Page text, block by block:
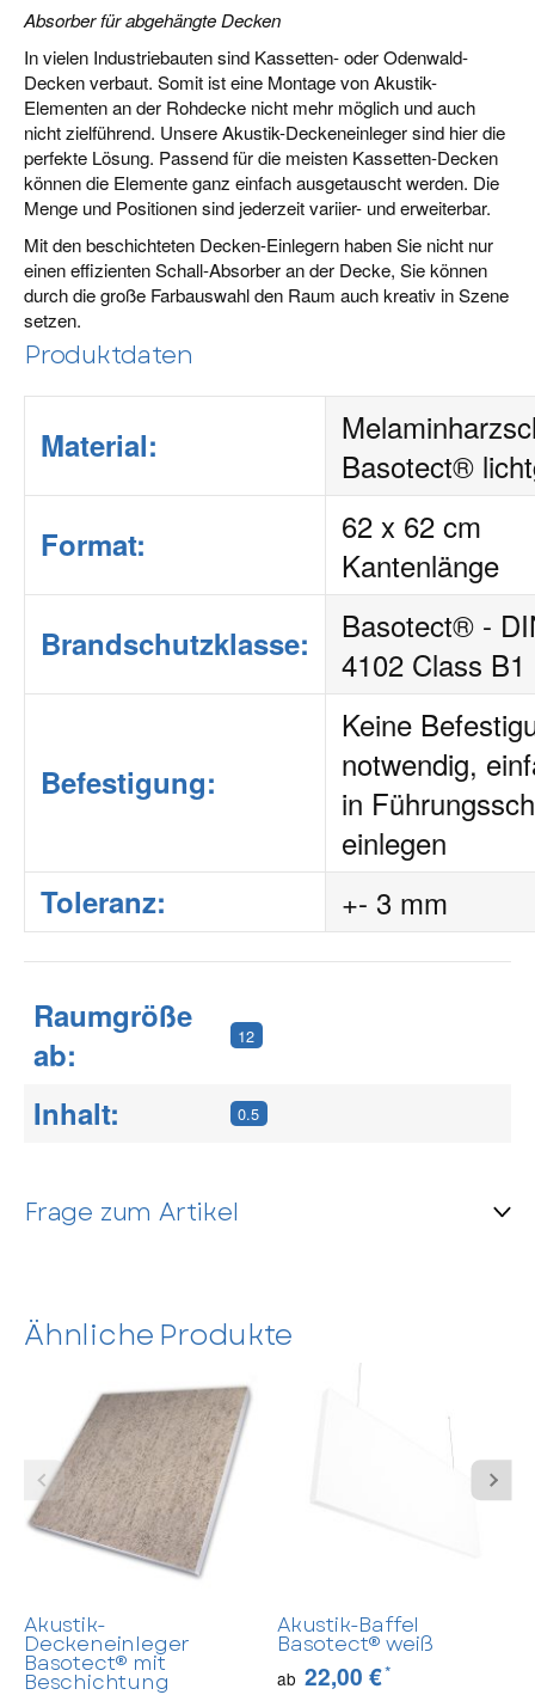
Absorber für abgehängte Decken
In vielen Industriebauten sind Kassetten- oder Odenwald-
Decken verbaut. Somit ist eine Montage von Akustik-
Elementen an der Rohdecke nicht mehr möglich und auch
nicht zielführend. Unsere Akustik-Deckeneinleger sind hier die
perfekte Lösung. Passend für die meisten Kassetten-Decken
können die Elemente ganz einfach ausgetauscht werden. Die
Menge und Positionen sind jederzeit variier- und erweiterbar.
Mit den beschichteten Decken-Einlegern haben Sie nicht nur
einen effizienten Schall-Absorber an der Decke, Sie können
durch die große Farbauswahl den Raum auch kreativ in Szene
setzen.
Produktdaten
Material:
Basotect®
Format:
62 x 62 cm
Kantenlänge
Brandschutzklasse:
Basotect® -
4102 Class B1
Befestigung:
Keine
notwendig,
in
einlegen
Toleranz: +- 3 mm
Raumgröße
ab:
12
Inhalt: 0.5
Frage zum Artikel
Anrede
Vorname
Nachname
E-Mail
Ähnliche Produkte
Akustik-
Deckeneinleger
Basotect® mit
Beschichtung
Akustik-Baffel
Basotect® weiß
ab 22,00 €*